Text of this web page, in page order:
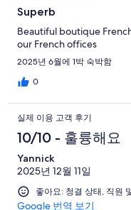
Superb
Beautiful boutique
our French offices
2025년 6월에 1박 숙박함
0
실제 이용 고객 후기
10/10 - 훌륭해요
Yannick
2025년 12월 11일
좋아요: 청결 상태, 직원
Google 번역 보기